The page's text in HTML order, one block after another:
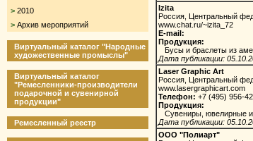
> 2010
> Архив мероприятий
Виртуальный каталог "Народные
художественные промыслы"
Виртуальный каталог
"Ремесленники-производители
подарочной и сувенирной
продукции"
Ремесленный реестр
Izita
Россия, Центральный
www.chat.ru/~izita_72
E-mail:
Продукция:
Бусы и браслеты из
Дата публикации:
Laser Graphic Art
Россия, Центральный
www.lasergraphicart.com
Телефон: +7 (495) 956-
Продукция:
Сувениры, ювелирные
Дата публикации:
OOO "Полиарт"